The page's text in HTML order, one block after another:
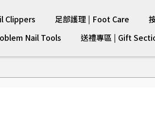
Clippers 足部護理 | Foot Care
Nail Tools 送禮專區 | Gift